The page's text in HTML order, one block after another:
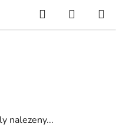
Hledat
KOŠÍK
nalezeny...